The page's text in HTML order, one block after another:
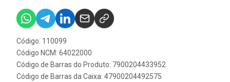
Código: 110099
Código NCM: 64022000
Código de Barras do Produto: 7900204433952
Código de Barras da Caixa: 47900204492575